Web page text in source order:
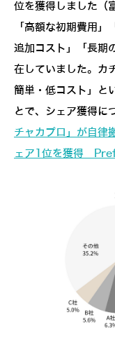
位を獲得しました（
「高額な初期費用
追加コスト」「長期
在していました。カ
簡単・低コスト」と
とで、シェア獲得に
チャカプロ」が自律
ェア1位を獲得